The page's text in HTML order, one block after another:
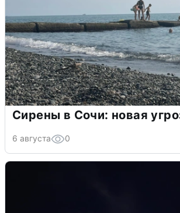
Сирены в Сочи: новая
6 августа 0